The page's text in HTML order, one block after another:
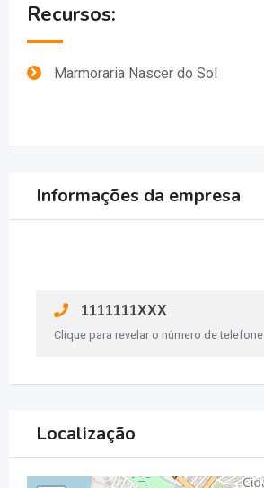
Recursos:
Marmoraria Nascer do Sol
Informações da empresa
1111111XXX
Clique para revelar o número de telefone
Localização